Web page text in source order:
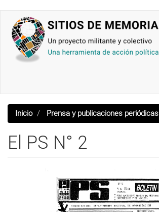
contenido
principal
Inicio Prensa y publicaciones periódicas
El PS N° 2